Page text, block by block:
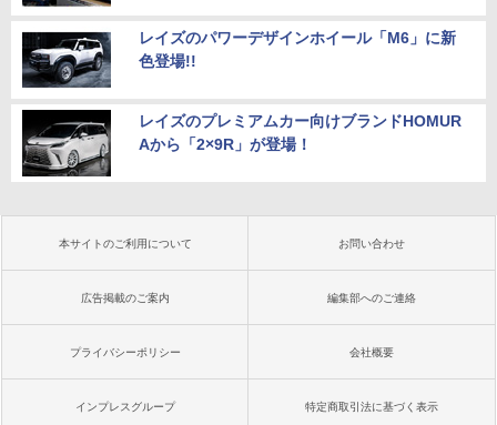
レイズのパワーデザインホイール「M6」に新
色登場!!
レイズのプレミアムカー向けブランドHOMUR
Aから「2×9R」が登場！
本サイトのご利用について お問い合わせ
広告掲載のご案内 編集部へのご連絡
プライバシーポリシー 会社概要
インプレスグループ 特定商取引法に基づく表示